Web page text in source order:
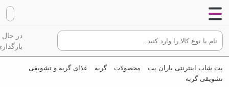
در حال
پت شاپ اینترنتی باران پت محصولات گربه
غذای گربه و تشویقی
تشویقی گربه